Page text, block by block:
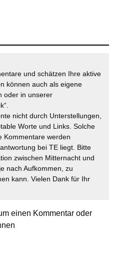
und schätzen Ihre aktive
können auch als eigene
oder in unserer
nicht durch Unterstellungen,
Worte und Links. Solche
Kommentare werden
bei TE liegt. Bitte
zwischen Mitternacht und
nach Aufkommen, zu
kann. Vielen Dank für Ihr
einen Kommentar oder